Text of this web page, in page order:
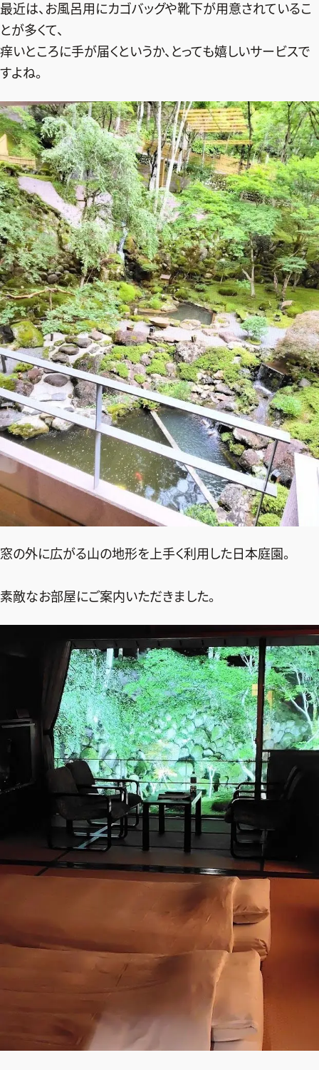
最近は、お風呂用にカゴバッグや靴下が用意されているこ
とが多くて、
痒いところに手が届くというか、とっても嬉しいサービスで
すよね。
窓の外に広がる山の地形を上手く利用した日本庭園。
素敵なお部屋にご案内いただきました。